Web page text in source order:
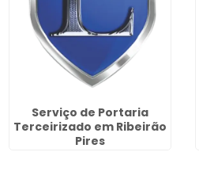
Serviço de Portaria
Terceirizado em Ribeirão
Pires